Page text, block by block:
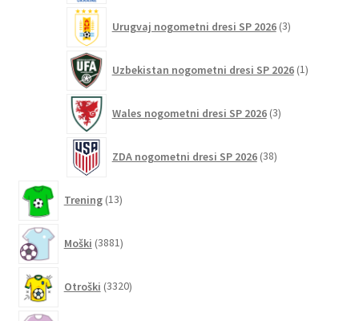
Urugvaj nogometni dresi SP 2026 3izdelki
Uzbekistan nogometni dresi SP 2026 1izdelek
Wales nogometni dresi SP 2026 3izdelki
ZDA nogometni dresi SP 2026 38izdelkov
Trening 13izdelkov
Moški 3881izdelkov
Otroški 3320izdelkov